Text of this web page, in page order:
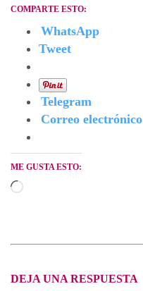
COMPARTE ESTO:
WhatsApp
Tweet
Telegram
Correo electrónico
ME GUSTA ESTO:
Cargando...
DEJA UNA RESPUESTA